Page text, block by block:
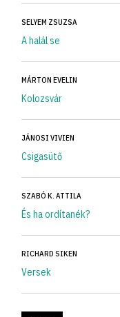
SELYEM ZSUZSA
A halál se
MÁRTON EVELIN
Kolozsvár
JÁNOSI VIVIEN
Csigasütő
SZABÓ K. ATTILA
És ha ordítanék?
RICHARD SIKEN
Versek